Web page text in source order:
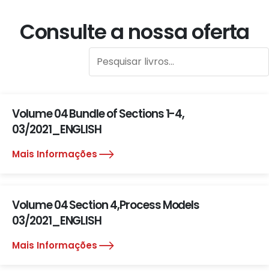
Consulte a nossa oferta
Volume 04 Bundle of Sections 1-4,
03/2021_ENGLISH
Mais Informações
Volume 04 Section 4,Process Models
03/2021_ENGLISH
Mais Informações